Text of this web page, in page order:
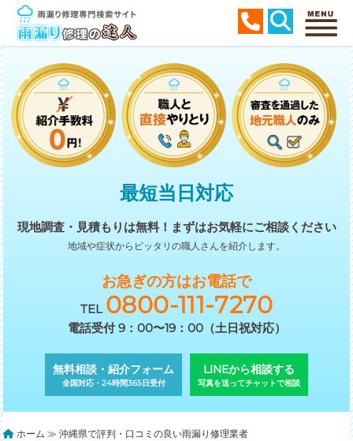
最短当日対応
現地調査・見積もりは無料！ まずはお気軽にご相談ください
地域や症状からピッタリの職人さんを紹介します。
お急ぎの方はお電話で
TEL 0800-111-7270
電話受付 9：00〜19：00（土日祝対応）
無料相談・紹介フォーム
全国対応・24時間365日受付
LINEから相談する
写真を送ってチャットで相談
ホーム ≫沖縄県で評判・口コミの良い雨漏り修理業者